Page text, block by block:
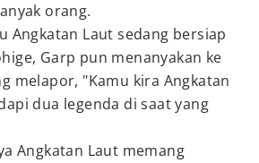
orang.
Angkatan Laut sedang bersiap
Garp pun menanyakan ke
melapor, "Kamu kira Angkatan
dua legenda di saat yang
Angkatan Laut memang